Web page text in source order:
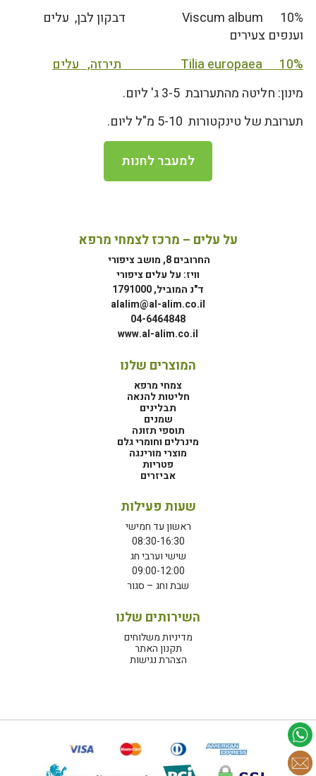
Viscum album 10% דבקון לבן, עלים
וענפים צעירים
Tilia europaea 10% תירזה, עלים
מינון: חליטה מהתערובת 3-5 ג' ליום.
תערובת של טינקטורות 5-10 מ"ל ליום.
למעבר לחנות
על עלים – מרכז לצמחי מרפא
החרובים 8, מושב ציפורי
וויז: על עלים ציפורי
ד"נ המוביל, 1791000
alalim@al-alim.co.il
04-6464848
www.al-alim.co.il
המוצרים שלנו
צמחי מרפא
חליטות להנאה
תבלינים
שמנים
תוספי תזונה
מינרלים וחומרי גלם
מוצרי מורינגה
פטריות
אביזרים
שעות פעילות
ראשון עד חמישי
08:30-16:30
שישי וערבי חג
09:00-12:00
שבת וחג – סגור
השירותים שלנו
מדיניות משלוחים
תקנון האתר
הצהרת נגישות